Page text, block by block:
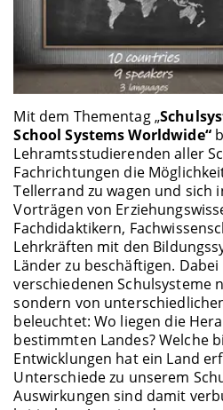
Mit dem Thementag „
School Systems Worldwide“
Lehramtsstudierenden aller
Fachrichtungen die
Tellerrand zu wagen und sich
Vorträgen von
Fachdidaktikern,
Lehrkräften mit den
Länder zu beschäftigen.
verschiedenen Schulsysteme
sondern von
beleuchtet: Wo liegen die
bestimmten Landes? Welche
Entwicklungen hat ein Land
Unterschiede zu unserem
Auswirkungen sind damit